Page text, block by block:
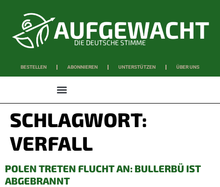
DIE DEUTSCHE STIMME
BESTELLEN ABONNIEREN UNTERSTÜTZEN ÜBER UNS
SCHLAGWORT:
VERFALL
POLEN TRETEN FLUCHT AN: BULLERBÜ IST
ABGEBRANNT